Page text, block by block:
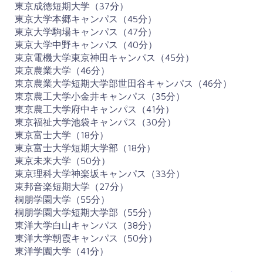
東京成徳短期大学（37分）
東京大学本郷キャンパス（45分）
東京大学駒場キャンパス（47分）
東京大学中野キャンパス（40分）
東京電機大学東京神田キャンパス（45分）
東京農業大学（46分）
東京農業大学短期大学部世田谷キャンパス（46分）
東京農工大学小金井キャンパス（35分）
東京農工大学府中キャンパス（41分）
東京福祉大学池袋キャンパス（30分）
東京富士大学（18分）
東京富士大学短期大学部（18分）
東京未来大学（50分）
東京理科大学神楽坂キャンパス（33分）
東邦音楽短期大学（27分）
桐朋学園大学（55分）
桐朋学園大学短期大学部（55分）
東洋大学白山キャンパス（38分）
東洋大学朝霞キャンパス（50分）
東洋学園大学（41分）